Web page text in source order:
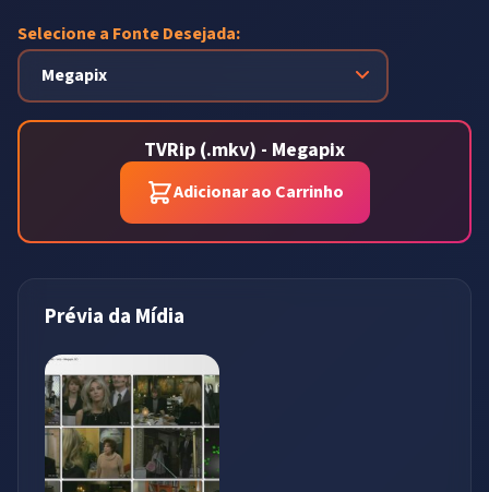
Selecione a Fonte Desejada:
TVRip (.mkv) - Megapix
Adicionar ao Carrinho
Prévia da Mídia